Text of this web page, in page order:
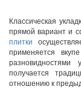
Классическая
прямой вариант и
плитки
применяется
получается
отношению к